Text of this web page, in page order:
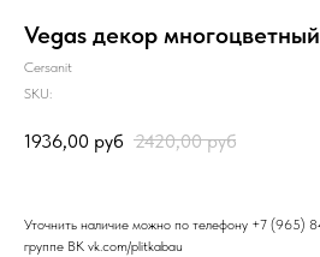
Vegas декор
Cersanit
SKU:
1936,00 руб 2420,00 руб
Уточнить наличие можно по телефону +7 (965)
группе ВК vk.com/plitkabau